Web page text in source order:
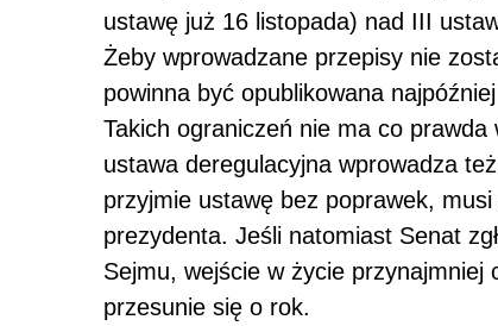
ustawę już 16 listopada) nad III
Żeby wprowadzane przepisy nie
powinna być opublikowana
Takich ograniczeń nie ma co
ustawa deregulacyjna wprowadza
przyjmie ustawę bez poprawek,
prezydenta. Jeśli natomiast Senat
Sejmu, wejście w życie przynajmniej
przesunie się o rok.